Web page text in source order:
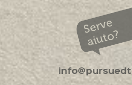
Serve
aiuto?